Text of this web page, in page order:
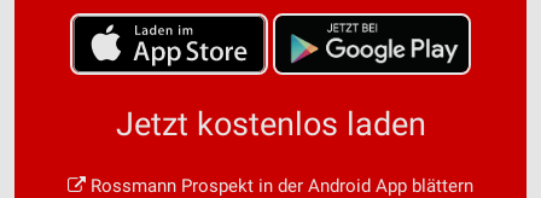
Jetzt kostenlos laden
Rossmann Prospekt in der Android App blättern